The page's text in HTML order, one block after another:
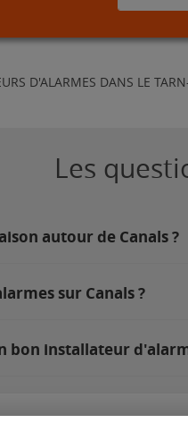
D'ALARMES DANS LE
Les
autour de Canals ?
sur Canals ?
bon installateur